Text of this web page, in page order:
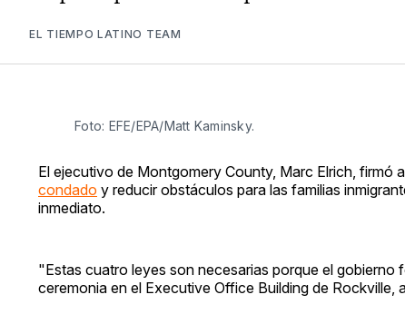
EL TIEMPO LATINO TEAM
Foto: EFE/EPA/Matt Kaminsky.
El ejecutivo de Montgomery County, Marc Elrich, firmó
condado y reducir obstáculos para las familias
inmediato.
"Estas cuatro leyes son necesarias porque el gobierno
ceremonia en el Executive Office Building de